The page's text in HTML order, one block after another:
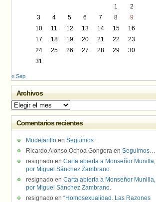
1
2
3
4 5 6 7 8
9
10
11 12 13 14 15
16
17
18 19 20 21 22
23
24
25 26 27 28 29
30
31
« Sep
Archivos
Archivos
Comentarios recientes
Mudejarillo en Seguimos…
Ricardo Alonso Ochoa Gongora en Seguimos…
resignado en Carta abierta a Monseñor Munilla,
por Miguel Sánchez Zambrano.
resignado en Carta abierta a Monseñor Munilla,
por Miguel Sánchez Zambrano.
resignado en “Homosexualidad. Las Razones